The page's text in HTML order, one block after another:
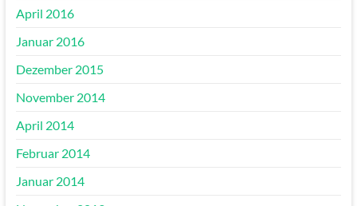
April 2016
Januar 2016
Dezember 2015
November 2014
April 2014
Februar 2014
Januar 2014